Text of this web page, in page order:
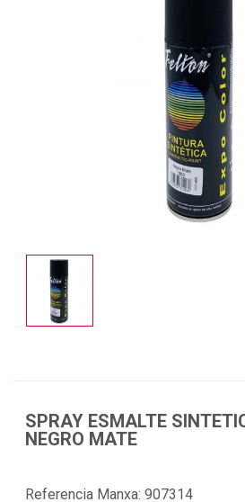
SPRAY ESMALTE
NEGRO MATE
Referencia Manxa: 907314